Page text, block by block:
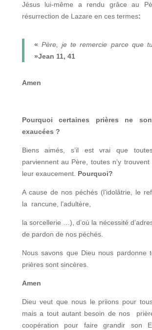
Jésus lui-même a rendu grâce au
résurrection de Lazare en ces termes:
« Père, je te remercie parce que
»Jean 11, 41
Amen
Pourquoi certaines prières ne
exaucées ?
Biens aimés, s’il est vrai que
parviennent au Père, toutes n’y
leur exaucement. Pourquoi?
A cause de nos péchés (l’idolâtrie, le
la rancune, l’adultère,
la sorcellerie …), d’où la nécessité
de pardon de nos péchés.
Nous savons que Dieu nous pardonne
prières sont sincères.
Amen
Dieu veut que nous le priions pour
mais a tout autant besoin de nos
coopération pour faire grandir son